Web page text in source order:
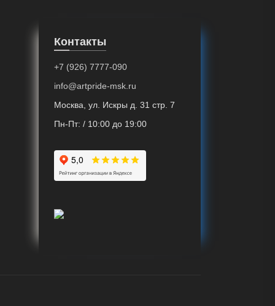
Контакты
+7 (926) 7777-090
info@artpride-msk.ru
Москва, ул. Искры д. 31 стр. 7
Пн-Пт: / 10:00 до 19:00